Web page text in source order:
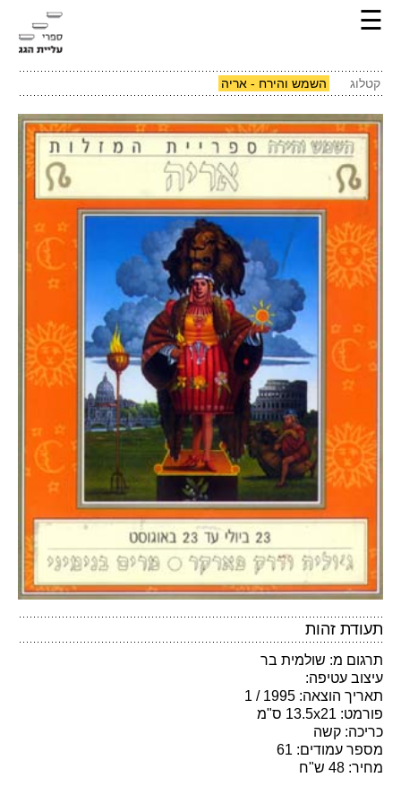
☰
קטלוג השמש והירח - אריה
תעודת זהות
תרגום מ: שולמית בר
עיצוב עטיפה:
תאריך הוצאה: 1995 / 1
פורמט: 13.5x21 ס"מ
כריכה: קשה
מספר עמודים: 61
מחיר: 48 ש"ח